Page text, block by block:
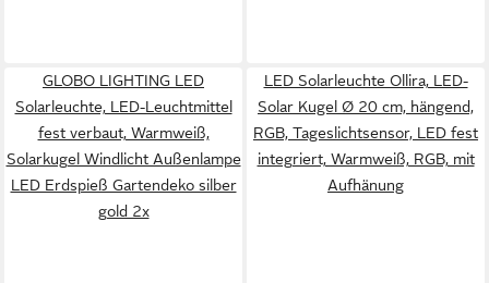
GLOBO LIGHTING LED
Solarleuchte, LED-Leuchtmittel
fest verbaut, Warmweiß,
Solarkugel Windlicht Außenlampe
LED Erdspieß Gartendeko silber
gold 2x
LED Solarleuchte Ollira, LED-
Solar Kugel Ø 20 cm, hängend,
RGB, Tageslichtsensor, LED fest
integriert, Warmweiß, RGB, mit
Aufhänung